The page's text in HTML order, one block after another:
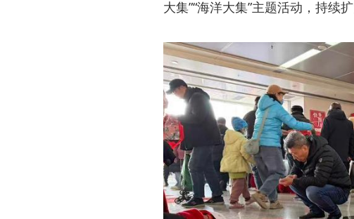
大集”“海洋大集”主题活动，持续